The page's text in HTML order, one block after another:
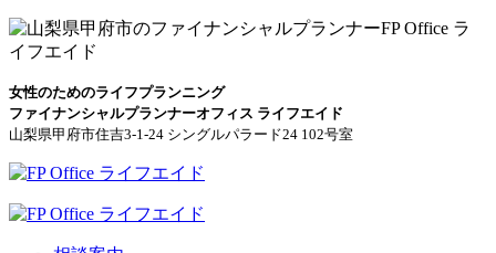
女性のためのライフプランニング
ファイナンシャルプランナーオフィス ライフエイド
山梨県甲府市住吉3-1-24 シングルパラード24 102号室